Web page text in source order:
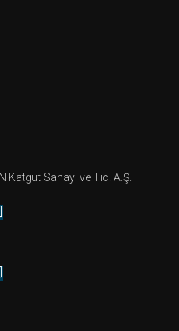
Katgüt Sanayi ve Tic. A.Ş.